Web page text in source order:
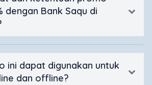
dengan Bank Saqu di
ini dapat digunakan untuk
dan offline?